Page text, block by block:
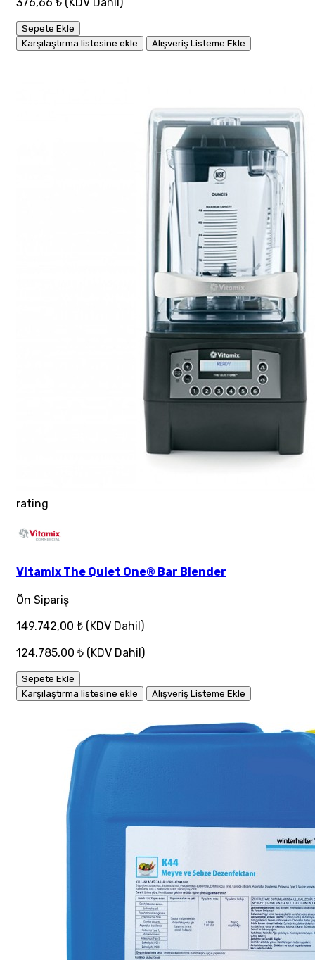
376,66 ₺ (KDV Dahil)
Sepete Ekle
Karşılaştırma listesine ekle
Alışveriş Listeme Ekle
rating
Vitamix The Quiet One® Bar Blender
Ön Sipariş
149.742,00 ₺ (KDV Dahil)
124.785,00 ₺ (KDV Dahil)
Sepete Ekle
Karşılaştırma listesine ekle
Alışveriş Listeme Ekle